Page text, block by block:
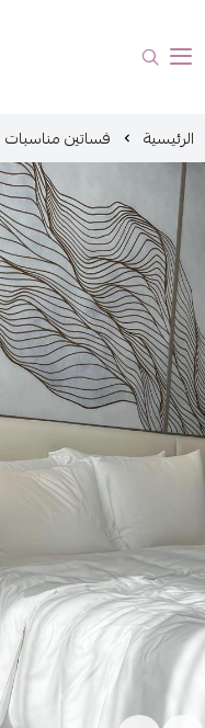
الرئيسية فساتين مناسبات